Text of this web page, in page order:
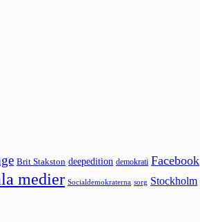
Brit Stakston deepedition demokrati Facebook
medier Socialdemokraterna sorg Stockholm